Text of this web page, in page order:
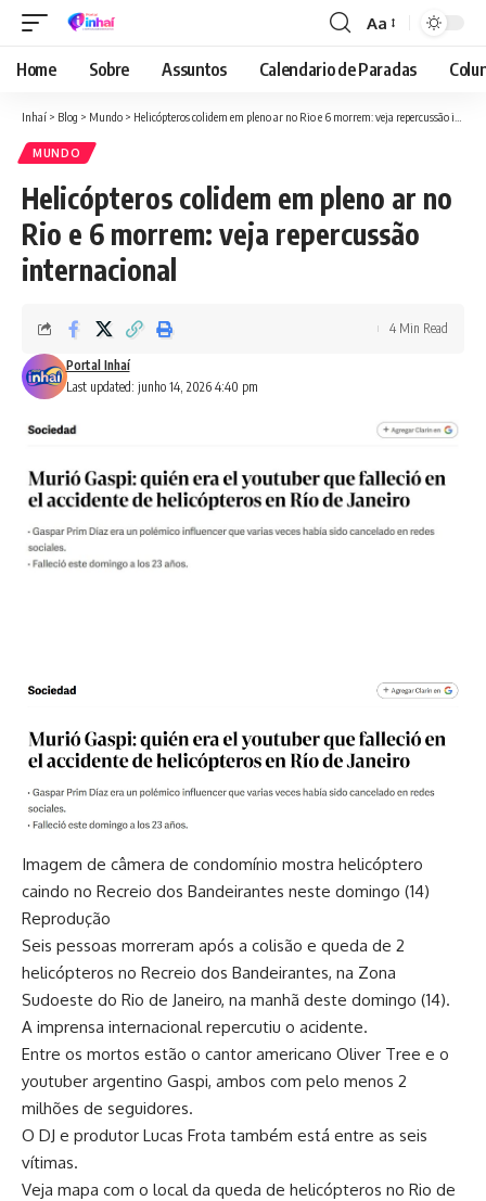
Font
Resizer
Aa
Home Sobre Assuntos Calendario de Paradas
Inhaí > Blog > Mundo > Helicópteros colidem em pleno ar no Rio e 6 morrem: veja repercussão internacional
MUNDO
Helicópteros colidem em pleno ar no
Rio e 6 morrem: veja repercussão
internacional
Last updated: junho 14, 2026 4:40 pm
Portal Inhaí
4 Min Read
Imagem de câmera de condomínio mostra helicóptero
caindo no Recreio dos Bandeirantes neste domingo (14)
Reprodução
Seis pessoas morreram após a colisão e queda de 2
helicópteros no Recreio dos Bandeirantes, na Zona
Sudoeste do Rio de Janeiro, na manhã deste domingo (14).
A imprensa internacional repercutiu o acidente.
Entre os mortos estão o cantor americano Oliver Tree e o
youtuber argentino Gaspi, ambos com pelo menos 2
milhões de seguidores.
O DJ e produtor Lucas Frota também está entre as seis
vítimas.
Veja mapa com o local da queda de helicópteros no Rio de